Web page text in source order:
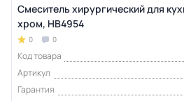
Смеситель хирургический для
хром, HB4954
0 0
Код товара
Артикул
Гарантия